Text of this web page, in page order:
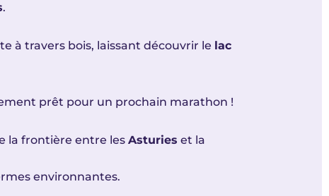
.
à travers bois, laissant découvrir le lac
prêt pour un prochain marathon !
la frontière entre les Asturies et la
environnantes.